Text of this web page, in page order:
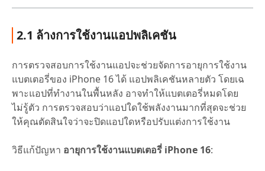
2.1 ล้างการใช้งานแอปพลิเคชัน
การตรวจสอบการใช้งานแอปจะช่วยจัดการอายุการใช้งาน
แบตเตอรี่ของ iPhone 16 ได้ แอปพลิเคชันหลายตัว โดยเฉ
พาะแอปที่ทำงานในพื้นหลัง อาจทำให้แบตเตอรี่หมดโดย
ไม่รู้ตัว การตรวจสอบว่าแอปใดใช้พลังงานมากที่สุดจะช่วย
ให้คุณตัดสินใจว่าจะปิดแอปใดหรือปรับแต่งการใช้งาน
วิธีแก้ปัญหา อายุการใช้งานแบตเตอรี่ iPhone 16: